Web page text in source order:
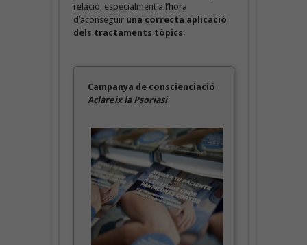
relació, especialment a l’hora
d’aconseguir una correcta aplicació
dels tractaments tòpics.
Campanya de conscienciació
Aclareix la Psoriasi